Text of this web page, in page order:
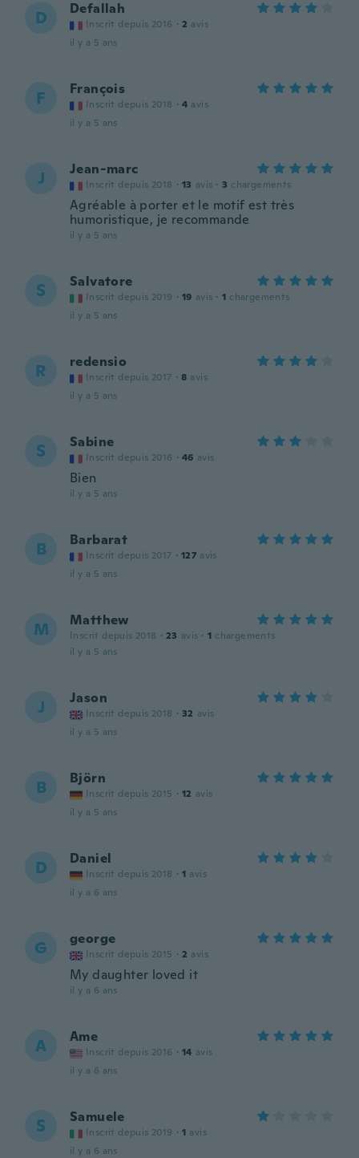
D Defallah
Inscrit depuis 2016 · 2 avis
il y a 5 ans
F François
Inscrit depuis 2018 · 4 avis
il y a 5 ans
J Jean-marc
Inscrit depuis 2018 · 13 avis · 3 chargements
Agréable à porter et le motif est très
humoristique, je recommande
il y a 5 ans
S Salvatore
Inscrit depuis 2019 · 19 avis · 1 chargements
il y a 5 ans
R redensio
Inscrit depuis 2017 · 8 avis
il y a 5 ans
S Sabine
Inscrit depuis 2016 · 46 avis
Bien
il y a 5 ans
B Barbarat
Inscrit depuis 2017 · 127 avis
il y a 5 ans
M Matthew
Inscrit depuis 2018 · 23 avis · 1 chargements
il y a 5 ans
J Jason
Inscrit depuis 2018 · 32 avis
il y a 5 ans
B Björn
Inscrit depuis 2015 · 12 avis
il y a 5 ans
D Daniel
Inscrit depuis 2018 · 1 avis
il y a 6 ans
G george
Inscrit depuis 2015 · 2 avis
My daughter loved it
il y a 6 ans
A Ame
Inscrit depuis 2016 · 14 avis
il y a 6 ans
S Samuele
Inscrit depuis 2019 · 1 avis
il y a 6 ans